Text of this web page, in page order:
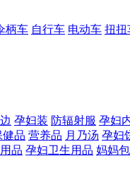
柄车 自行车 电动车 扭扭
孕妇装 防辐射服 孕妇
健品 营养品 月乃汤 孕妇
品 孕妇卫生用品 妈妈包